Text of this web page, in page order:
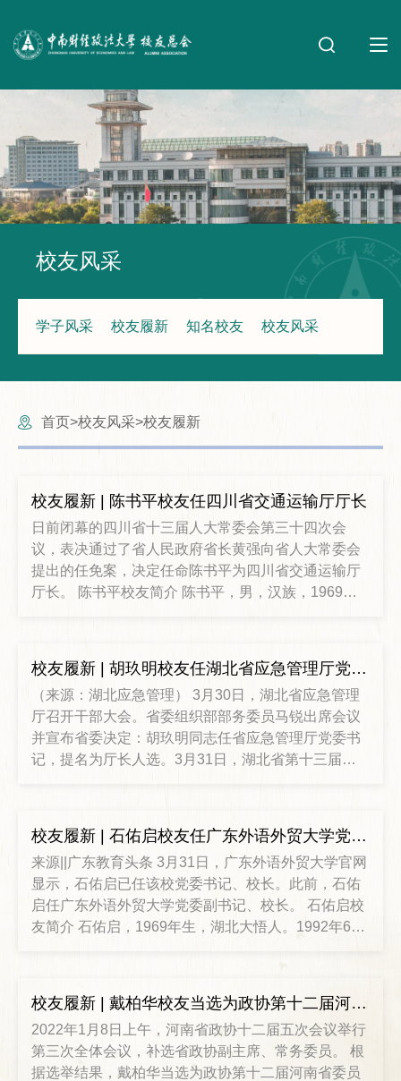
校友风采
学子风采 校友履新 知名校友 校友风采
首页>校友风采>校友履新
校友履新 | 陈书平校友任四川省交通运输厅厅长
日前闭幕的四川省十三届人大常委会第三十四次会
议，表决通过了省人民政府省长黄强向省人大常委会
提出的任免案，决定任命陈书平为四川省交通运输厅
厅长。 陈书平校友简介 陈书平，男，汉族，1969年
10月生，四川荣县人，1992年5月加入中国共产党，
政厅办公室副主任、主任，预算处处长；2014年1
月，任四川省财政厅副厅长、党组成员；2020年6
月，任四川省人民政府副秘书长；任四川省人
校友履新 | 胡玖明校友任湖北省应急管理厅党委书记 、厅长
（来源：湖北应急管理） 3月30日，湖北省应急管理
厅召开干部大会。省委组织部部务委员马锐出席会议
并宣布省委决定：胡玖明同志任省应急管理厅党委书
记，提名为厅长人选。3月31日，湖北省第十三届人
1969年9月生，湖北通城人，中南财经政法大学经济
法专业87级校友，1991年1月加入中国共产党，1991
年7月参加工作。华中科技大学工商管理硕士。 1991
年7月，武汉市人
校友履新 | 石佑启校友任广东外语外贸大学党委书记、校长
来源||广东教育头条 3月31日，广东外语外贸大学官网
显示，石佑启已任该校党委书记、校长。此前，石佑
启任广东外语外贸大学党委副书记、校长。 石佑启校
友简介 石佑启，1969年生，湖北大悟人。1992年6月
毕业于中南政法学院（现中南财经政法大学），获法
获法学博士学位；2003年4月至2006年5月，在武汉大
学从事博士后研究工作；2005年5月遴选为博士生导
师。2008年11月起任
校友履新 | 戴柏华校友当选为政协第十二届河南省委员会副主席
2022年1月8日上午，河南省政协十二届五次会议举行
第三次全体会议，补选省政协副主席、常务委员。 根
据选举结果，戴柏华当选为政协第十二届河南省委员